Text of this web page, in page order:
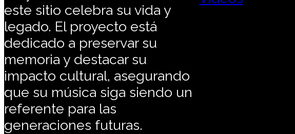
este sitio celebra su vida y
legado. El proyecto está
dedicado a preservar su
memoria y destacar su
impacto cultural, asegurando
que su música siga siendo un
referente para las
generaciones futuras.